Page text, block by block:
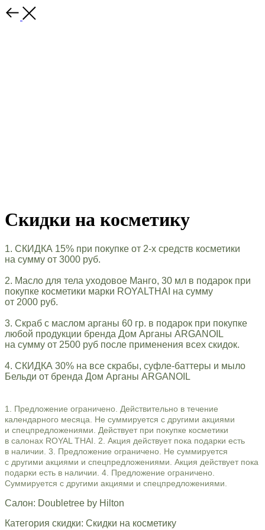
Скидки на косметику
1. СКИДКА 15% при покупке от 2-х средств косметики
на сумму от 3000 руб.
2. Масло для тела уходовое Манго, 30 мл в подарок при
покупке косметики марки ROYALTHAI на сумму
от 2000 руб.
3. Скраб с маслом арганы 60 гр. в подарок при покупке
любой продукции бренда Дом Арганы ARGANOIL
на сумму от 2500 руб после применения всех скидок.
4. СКИДКА 30% на все скрабы, суфле-баттеры и мыло
Бельди от бренда Дом Арганы ARGANOIL
1. Предложение ограничено. Действительно в течение
календарного месяца. Не суммируется с другими акциями
и спецпредложениями. Действует при покупке косметики
в салонах ROYAL THAI. 2. Акция действует пока подарки есть
в наличии. 3. Предложение ограничено. Не суммируется
с другими акциями и спецпредложениями. Акция действует пока
подарки есть в наличии. 4. Предложение ограничено.
Суммируется с другими акциями и спецпредложениями.
Салон: Doubletree by Hilton
Категория скидки: Скидки на косметику